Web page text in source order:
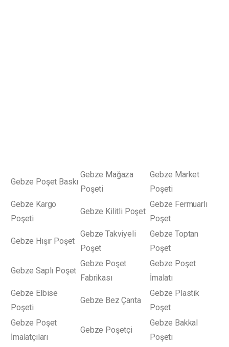
Gebze Poşet Baskı
Gebze Mağaza
Poşeti
Gebze Market
Poşeti
Gebze Kargo
Poşeti
Gebze Kilitli Poşet
Gebze Fermuarlı
Poşet
Gebze Hışır Poşet
Gebze Takviyeli
Poşet
Gebze Toptan
Poşet
Gebze Saplı Poşet
Gebze Poşet
Fabrikası
Gebze Poşet
İmalatı
Gebze Elbise
Poşeti
Gebze Bez Çanta
Gebze Plastik
Poşet
Gebze Poşet
İmalatçıları
Gebze Poşetçi
Gebze Bakkal
Poşeti